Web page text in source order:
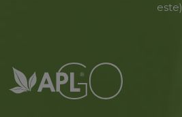
este)